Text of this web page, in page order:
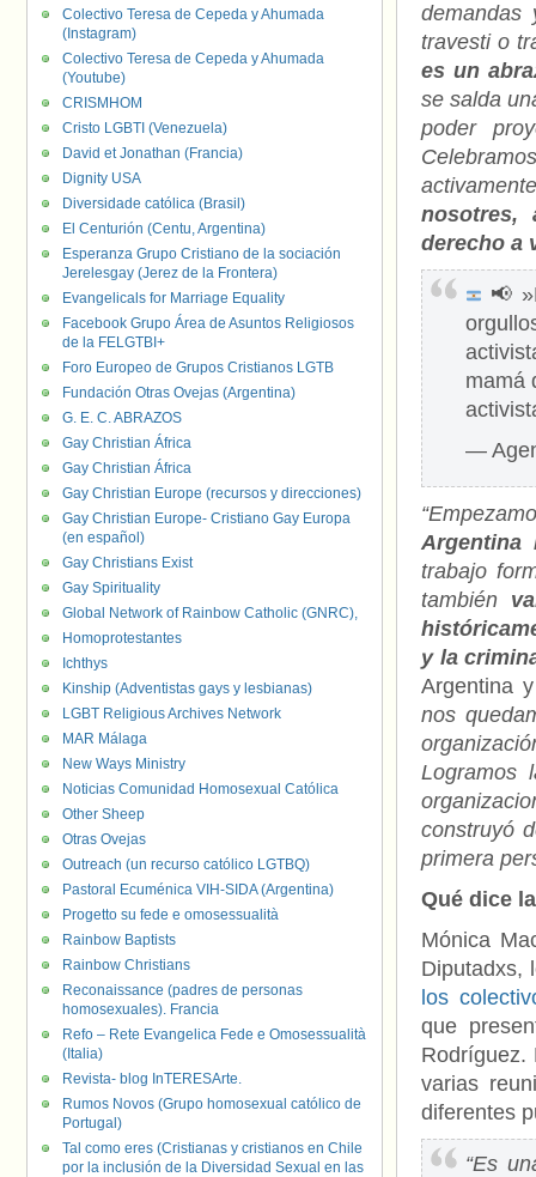
demandas
travesti o
es un
se salda
poder
nosotres,
derecho a
📢
mamá
—
Argentina
trabajo
también
y la
Argentina
nos
Logramos
construyó
primera
Qué dice
Mónica
Diputadxs,
los
que
Rodríguez.
varias
diferentes
“Es
Colectivo Teresa de Cepeda y Ahumada
(Instagram)
Colectivo Teresa de Cepeda y Ahumada
(Youtube)
CRISMHOM
Cristo LGBTI (Venezuela)
David et Jonathan (Francia)
Dignity USA
Diversidade católica (Brasil)
El Centurión (Centu, Argentina)
Esperanza Grupo Cristiano de la sociación
Jerelesgay (Jerez de la Frontera)
Evangelicals for Marriage Equality
Facebook Grupo Área de Asuntos Religiosos
de la FELGTBI+
Foro Europeo de Grupos Cristianos LGTB
Fundación Otras Ovejas (Argentina)
G. E. C. ABRAZOS
Gay Christian África
Gay Christian África
Gay Christian Europe (recursos y direcciones)
Gay Christian Europe- Cristiano Gay Europa
(en español)
Gay Christians Exist
Gay Spirituality
Global Network of Rainbow Catholic (GNRC),
Homoprotestantes
Ichthys
Kinship (Adventistas gays y lesbianas)
LGBT Religious Archives Network
MAR Málaga
New Ways Ministry
Noticias Comunidad Homosexual Católica
Other Sheep
Otras Ovejas
Outreach (un recurso católico LGTBQ)
Pastoral Ecuménica VIH-SIDA (Argentina)
Progetto su fede e omosessualità
Rainbow Baptists
Rainbow Christians
Reconaissance (padres de personas
homosexuales). Francia
Refo – Rete Evangelica Fede e Omosessualità
(Italia)
Revista- blog InTERESArte.
Rumos Novos (Grupo homosexual católico de
Portugal)
Tal como eres (Cristianas y cristianos en Chile
por la inclusión de la Diversidad Sexual en las